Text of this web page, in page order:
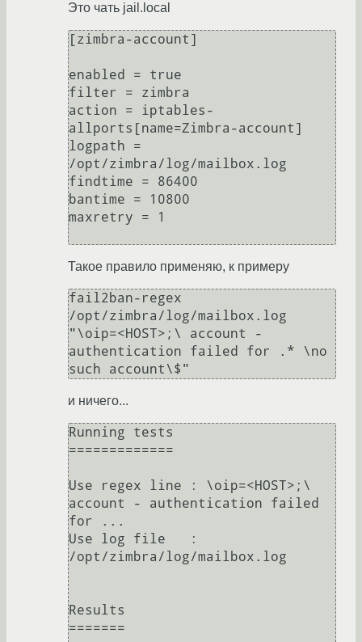
Это чать jail.local
[zimbra-account]
enabled = true
filter = zimbra
action = iptables-
allports[name=Zimbra-account]
logpath =
/opt/zimbra/log/mailbox.log
findtime = 86400
bantime = 10800
maxretry = 1
Такое правило применяю, к примеру
fail2ban-regex
/opt/zimbra/log/mailbox.log
"\oip=<HOST>;\ account -
authentication failed for .* \no
и ничего...
Running tests
=============
Use regex line : \oip=<HOST>;\
account - authentication failed
for ...
Use log file   :
/opt/zimbra/log/mailbox.log
Results
=======